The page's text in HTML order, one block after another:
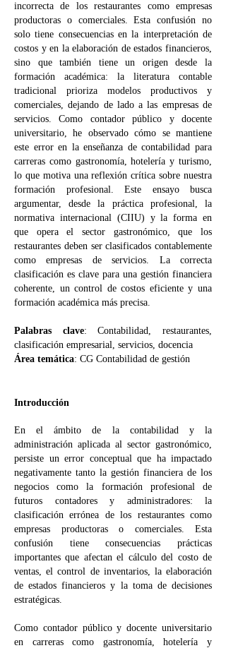
incorrecta de los restaurantes como empresas
productoras o comerciales. Esta confusión no
solo tiene consecuencias en la interpretación de
costos y en la elaboración de estados financieros,
sino que también tiene un origen desde la
formación académica: la literatura contable
tradicional prioriza modelos productivos y
comerciales, dejando de lado a las empresas de
servicios. Como contador público y docente
universitario, he observado cómo se mantiene
este error en la enseñanza de contabilidad para
carreras como gastronomía, hotelería y turismo,
lo que motiva una reflexión crítica sobre nuestra
formación profesional. Este ensayo busca
argumentar, desde la práctica profesional, la
normativa internacional (CIIU) y la forma en
que opera el sector gastronómico, que los
restaurantes deben ser clasificados contablemente
como empresas de servicios. La correcta
clasificación es clave para una gestión financiera
coherente, un control de costos eficiente y una
formación académica más precisa.
Palabras clave: Contabilidad, restaurantes,
clasificación empresarial, servicios, docencia
Área temática: CG Contabilidad de gestión
Introducción
En el ámbito de la contabilidad y la
administración aplicada al sector gastronómico,
persiste un error conceptual que ha impactado
negativamente tanto la gestión financiera de los
negocios como la formación profesional de
futuros contadores y administradores: la
clasificación errónea de los restaurantes como
empresas productoras o comerciales. Esta
confusión tiene consecuencias prácticas
importantes que afectan el cálculo del costo de
ventas, el control de inventarios, la elaboración
de estados financieros y la toma de decisiones
estratégicas.
Como contador público y docente universitario
en carreras como gastronomía, hotelería y